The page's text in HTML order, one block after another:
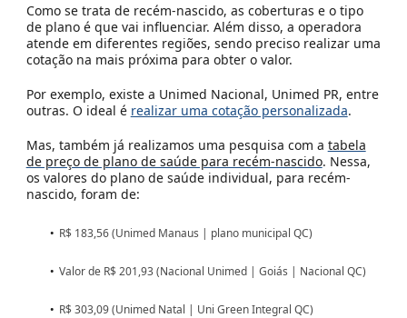
Como se trata de recém-nascido, as coberturas e o tipo
de plano é que vai influenciar. Além disso, a operadora
atende em diferentes regiões, sendo preciso realizar uma
cotação na mais próxima para obter o valor.
Por exemplo, existe a Unimed Nacional, Unimed PR, entre
outras. O ideal é realizar uma cotação personalizada.
Mas, também já realizamos uma pesquisa com a tabela
de preço de plano de saúde para recém-nascido. Nessa,
os valores do plano de saúde individual, para recém-
nascido, foram de:
R$ 183,56 (Unimed Manaus | plano municipal QC)
Valor de R$ 201,93 (Nacional Unimed | Goiás | Nacional QC)
R$ 303,09 (Unimed Natal | Uni Green Integral QC)